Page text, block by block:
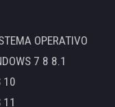
OPERATIVO
7 8 8.1
10
11